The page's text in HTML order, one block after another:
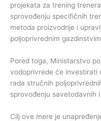
projekata za trening
sprovođenju specifičnih
metoda proizvodnje i
poljoprivrednim
Pored toga, Ministarstvo
vodoprivrede će investirati
rada stručnih
sprovođenju savetodavnih
Cilj ove mere je